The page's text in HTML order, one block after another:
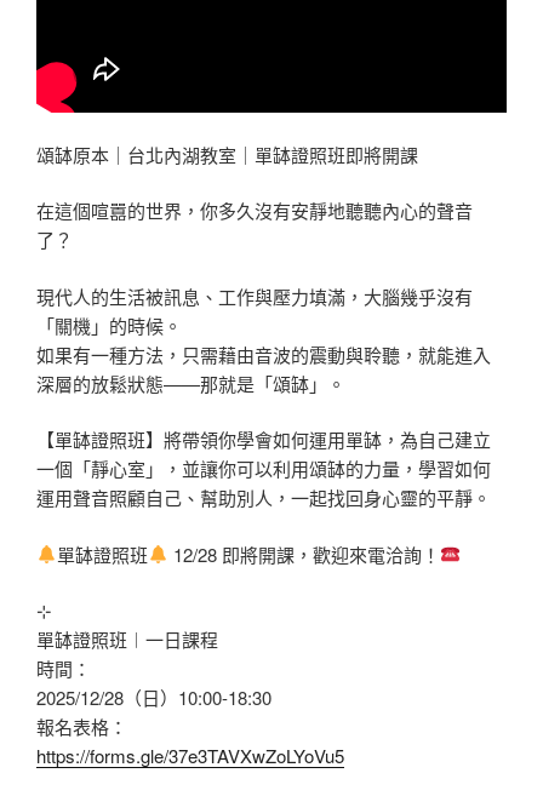
頌缽原本｜台北內湖教室｜單缽證照班即將開課
在這個喧囂的世界，你多久沒有安靜地聽聽內心的聲音
了？
現代人的生活被訊息、工作與壓力填滿，大腦幾乎沒有
「關機」的時候。
如果有一種方法，只需藉由音波的震動與聆聽，就能進入
深層的放鬆狀態——那就是「頌缽」。
【單缽證照班】將帶領你學會如何運用單缽，為自己建立
一個「靜心室」，並讓你可以利用頌缽的力量，學習如何
運用聲音照顧自己、幫助別人，一起找回身心靈的平靜。
單缽證照班 12/28 即將開課，歡迎來電洽詢！
⊹
單缽證照班︱一日課程
時間：
2025/12/28（日）10:00-18:30
報名表格：
https://forms.gle/37e3TAVXwZoLYoVu5